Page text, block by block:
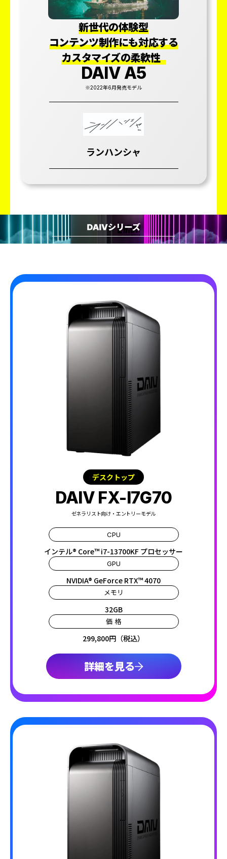
新世代の体験型
コンテンツ制作にも対応する
カスタマイズの柔軟性
DAIV A5
※2022年6月発売モデル
ランハンシャ
デスクトップ
DAIV FX-I7G70
ゼネラリスト向け・エントリーモデル
CPU
インテル® Core™ i7-13700KF プロセッサー
GPU
NVIDIA® GeForce RTX™ 4070
メモリ
32GB
価 格
299,800円（税込）
詳細を見る